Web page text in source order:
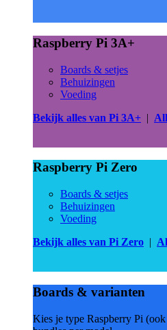
Raspberry Pi 3A+
Boards & setjes
Behuizingen
Voeding
Bekijk alles van Pi 3A+ |
Raspberry Pi Zero
Boards & setjes
Behuizingen
Voeding
Bekijk alles van Pi Zero |
Boards & varianten
Kies je type Raspberry Pi